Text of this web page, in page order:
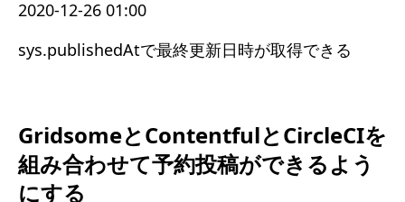
2020-12-26 01:00
sys.publishedAtで最終更新日時が取得できる
GridsomeとContentfulとCircleCIを
組み合わせて予約投稿ができるよう
にする